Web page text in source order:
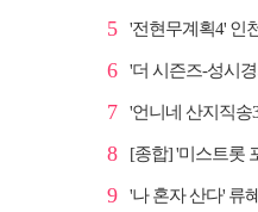
5
6
7
8
9